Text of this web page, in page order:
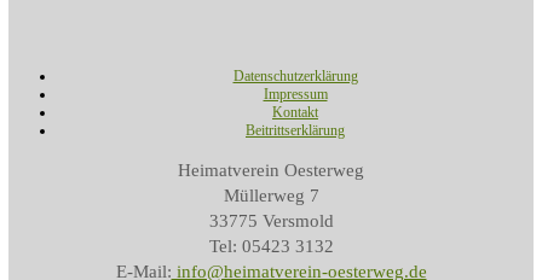
Datenschutzerklärung
Impressum
Kontakt
Beitrittserklärung
Heimatverein Oesterweg
Müllerweg 7
33775 Versmold
Tel: 05423 3132
E-Mail: info@heimatverein-oesterweg.de